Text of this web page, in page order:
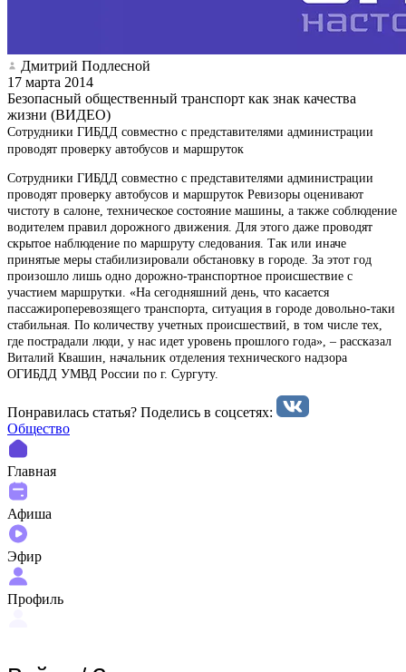
Дмитрий Подлесной
17 марта 2014
Безопасный общественный транспорт как знак качества
жизни (ВИДЕО)
Сотрудники ГИБДД совместно с представителями администрации
проводят проверку автобусов и маршруток
Сотрудники ГИБДД совместно с представителями администрации
проводят проверку автобусов и маршруток Ревизоры оценивают
чистоту в салоне, техническое состояние машины, а также соблюдение
водителем правил дорожного движения. Для этого даже проводят
скрытое наблюдение по маршруту следования. Так или иначе
принятые меры стабилизировали обстановку в городе. За этот год
произошло лишь одно дорожно-транспортное происшествие с
участием маршрутки. «На сегодняшний день, что касается
пассажироперевозящего транспорта, ситуация в городе довольно-таки
стабильная. По количеству учетных происшествий, в том числе тех,
где пострадали люди, у нас идет уровень прошлого года», – рассказал
Виталий Квашин, начальник отделения технического надзора
ОГИБДД УМВД России по г. Сургуту.
Понравилась статья? Поделиcь в соцсетях:
Общество
Главная
Афиша
Эфир
Профиль